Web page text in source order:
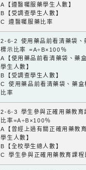
A【遵醫囑服藥學生人數】
B【受調查學生人數】
C 遵醫囑服藥比率
2-6-2 使用藥品前看清藥袋、
標示比率 =A÷B×100％
A【使用藥品前看清藥袋、藥
學生人數】
B【受調查學生人數】
C 使用藥品前看清藥袋、藥盒
比率
2-6-3 學生參與正確用藥教育
比率=A÷B×100％
A【曾經上過有關正確用藥教
學生人數】
B【全校學生總人數】
C 學生參與正確用藥教育課程